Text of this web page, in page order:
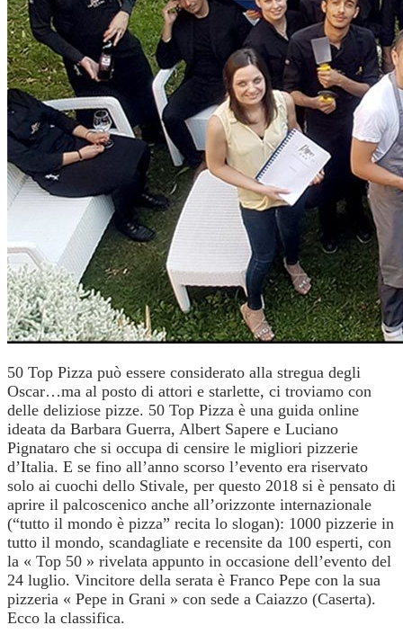
50 Top Pizza può essere considerato alla stregua degli
Oscar…ma al posto di attori e starlette, ci troviamo con
delle deliziose pizze. 50 Top Pizza è una guida online
ideata da Barbara Guerra, Albert Sapere e Luciano
Pignataro che si occupa di censire le migliori pizzerie
d’Italia. E se fino all’anno scorso l’evento era riservato
solo ai cuochi dello Stivale, per questo 2018 si è pensato di
aprire il palcoscenico anche all’orizzonte internazionale
(“tutto il mondo è pizza” recita lo slogan): 1000 pizzerie in
tutto il mondo, scandagliate e recensite da 100 esperti, con
la « Top 50 » rivelata appunto in occasione dell’evento del
24 luglio. Vincitore della serata è Franco Pepe con la sua
pizzeria « Pepe in Grani » con sede a Caiazzo (Caserta).
Ecco la classifica.